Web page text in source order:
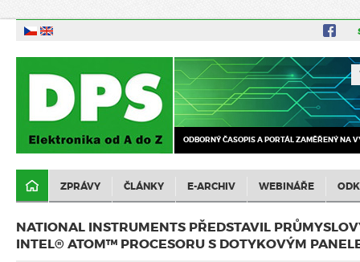
ODBORNÝ ČASOPIS A PORTÁL ZAMĚŘENÝ NA
ZPRÁVY ČLÁNKY E-ARCHIV WEBINÁŘE
NATIONAL INSTRUMENTS PŘEDSTAVIL
INTEL® ATOM™ PROCESORU S DOTYKOVÝM